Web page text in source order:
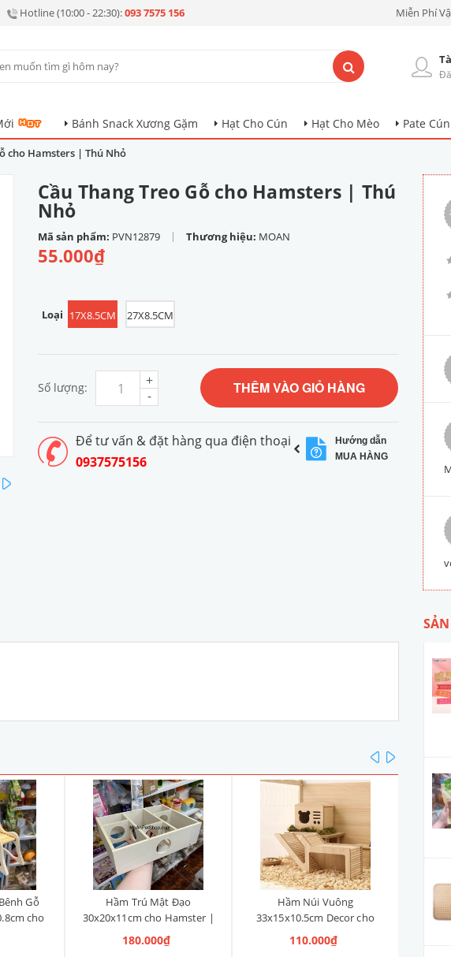
Hotline (10:00 - 22:30):093 7575 156 Miễn Phí
Bánh Snack Xương Gặm Hạt Cho Cún Hạt Cho Mèo Pate
cho Hamsters | Thú Nhỏ
Cầu Thang Treo Gỗ cho Hamsters | Thú
Nhỏ
Mã sản phẩm: PVN12879 | Thương hiệu: MOAN
55.000₫
Loại 17X8.5CM 27X8.5CM
Số lượng: -
+ THÊM VÀO GIỎ HÀNG
Để tư vấn & đặt hàng qua điện thoại
0937575156
Hướng dẫn
MUA HÀNG
Gỗ
cho
Nhỏ
Hầm Trú Mật Đạo
30x20x11cm cho Hamster |
Thú Nhỏ
180.000₫
Hầm Núi Vuông
33x15x10.5cm Decor cho
Hamster | Thú Nhỏ
110.000₫
Túi
Mèo
prev